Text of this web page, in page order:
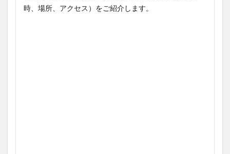
時、場所、アクセス）をご紹介します。